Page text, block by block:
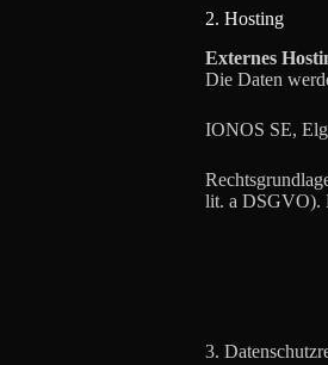
2. Hosting
Externes
Die Daten
IONOS SE,
lit. a DSGVO).
3.